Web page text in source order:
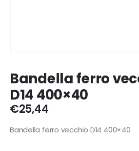
Bandella ferro
D14 400×40
€25,44
Bandella ferro vecchio D14 400×40